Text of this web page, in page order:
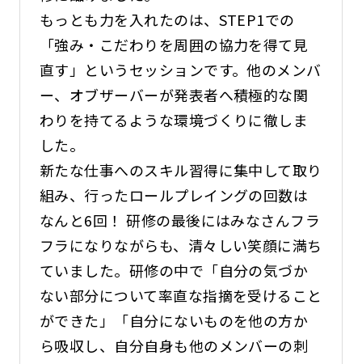
もっとも力を入れたのは、STEP1での
「強み・こだわりを周囲の協力を得て見
直す」というセッションです。他のメンバ
ー、オブザーバーが発表者へ積極的な関
わりを持てるような環境づくりに徹しま
した。
新たな仕事へのスキル習得に集中して取り
組み、行ったロールプレイングの回数は
なんと6回！ 研修の最後にはみなさんフラ
フラになりながらも、清々しい笑顔に満ち
ていました。研修の中で「自分の気づか
ない部分について率直な指摘を受けること
ができた」「自分にないものを他の方か
ら吸収し、自分自身も他のメンバーの刺